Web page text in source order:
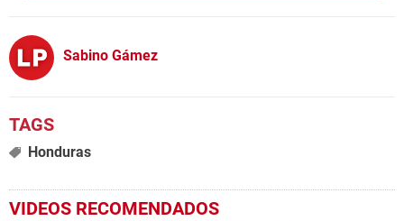
Sabino Gámez
Honduras
VIDEOS RECOMENDADOS